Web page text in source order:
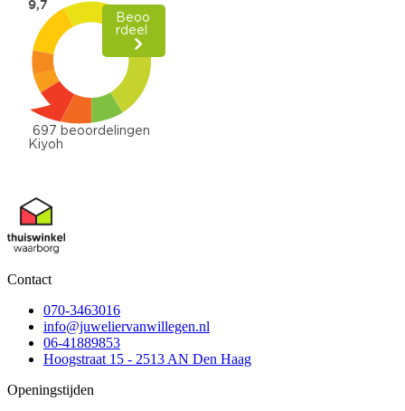
Contact
070-3463016
info@juweliervanwillegen.nl
06-41889853
Hoogstraat 15 - 2513 AN Den Haag
Openingstijden